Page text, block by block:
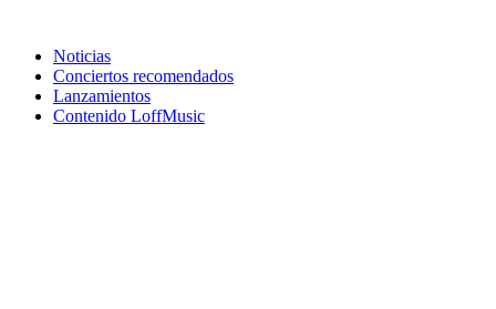
Noticias
Conciertos recomendados
Lanzamientos
Contenido LoffMusic